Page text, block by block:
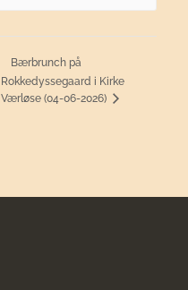
Bærbrunch på
Rokkedyssegaard i Kirke
Værløse (04-06-2026)